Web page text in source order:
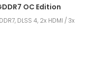
OC Edition
DLSS 4, 2x HDMI / 3x